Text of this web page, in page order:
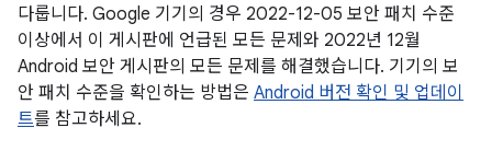
다룹니다. Google 기기의 경우 2022-12-05 보안 패치 수준
이상에서 이 게시판에 언급된 모든 문제와 2022년 12월
Android 보안 게시판의 모든 문제를 해결했습니다. 기기의 보
안 패치 수준을 확인하는 방법은 Android 버전 확인 및 업데이
트를 참고하세요.